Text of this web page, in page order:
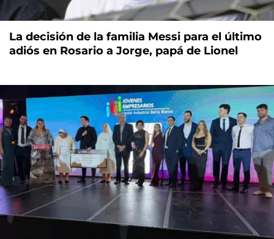
La decisión de la familia Messi para el último
adiós en Rosario a Jorge, papá de Lionel